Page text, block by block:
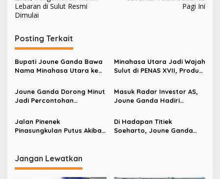
i
a
s
i
o
Lebaran di Sulut Resmi
Dimulai
Pagi Ini
Posting Terkait
Bupati Joune Ganda Bawa
Nama Minahasa Utara ke
Strategi Pencegahan
Konflik di Kongres UCLG
Minahasa Utara Jadi Wajah
Sulut di PENAS XVII, Produk
Panggung Nasional
Joune Ganda Dorong Minut
Jadi Percontohan
Kepulauan Berbasis
Ekowisata
Masuk Radar Investor AS,
Joune Ganda Hadiri
Tahun Kemerdekaan
Amerika Serikat
Jalan Pinenek
Pinasungkulan Putus Akibat
Di Hadapan Titiek
Soeharto, Joune Ganda
Jangan Lewatkan